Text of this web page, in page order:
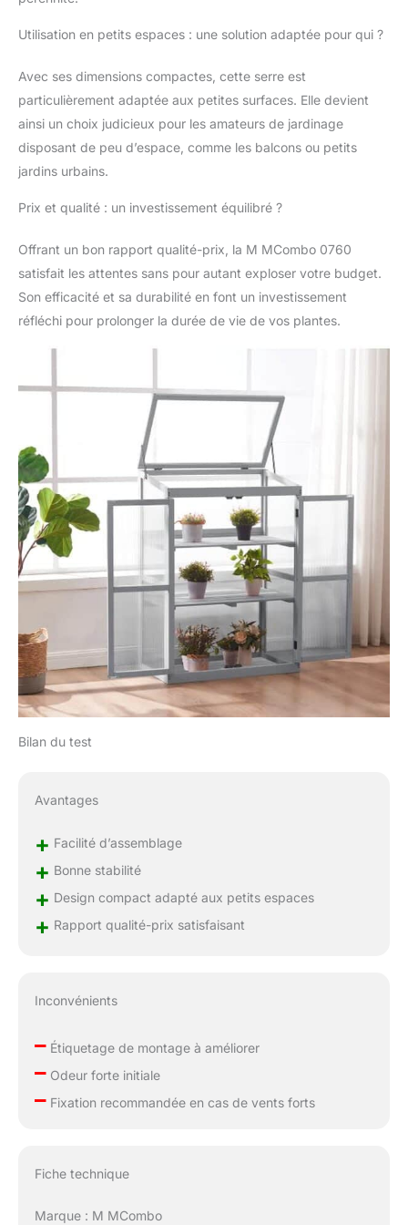
période de croissance.
la culture de jeunes
plantes ou herbes
contre les dommages
causés par le gel
Double sécurité :
que votre serre reste
vent fort. Deux pièces
empêchent le
basculement des
plantations et vous
intermédiaires du
parterre de plantes
peuvent être déplacées
dans une plage de
hauteur différente ou
simplement retirées
pour donner à
différentes plantes
suffisamment d'espace
pour leur croissance.
Chaque plaque peut
supporter 15 kg. Plaque
de base fournie
Montage rapide :
chaque accessoire de
la serre est étiqueté
avec un numéro et les
Utilisation en petits espaces : une solution adaptée pour qui ?
Avec ses dimensions compactes, cette serre est
particulièrement adaptée aux petites surfaces. Elle devient
ainsi un choix judicieux pour les amateurs de jardinage
disposant de peu d’espace, comme les balcons ou petits
jardins urbains.
Prix et qualité : un investissement équilibré ?
Offrant un bon rapport qualité-prix, la M MCombo 0760
satisfait les attentes sans pour autant exploser votre budget.
Son efficacité et sa durabilité en font un investissement
réfléchi pour prolonger la durée de vie de vos plantes.
Bilan du test
Avantages
+ Facilité d’assemblage
+ Bonne stabilité
+ Design compact adapté aux petits espaces
+ Rapport qualité-prix satisfaisant
Inconvénients
–Étiquetage de montage à améliorer
–Odeur forte initiale
–Fixation recommandée en cas de vents forts
Fiche technique
Marque : M MCombo